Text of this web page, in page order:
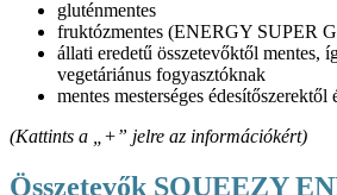
gluténmentes
fruktózmentes (ENERGY SUPER
állati eredetű összetevőktől mentes,
vegetáriánus fogyasztóknak
mentes mesterséges édesítőszerektől
(Kattints a „+” jelre az információkért)
Összetevők SQUEEZY